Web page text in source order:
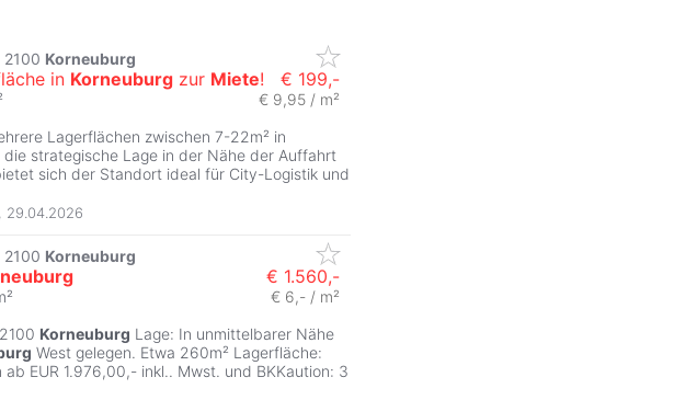
2100 Korneuburg
in Korneuburg zur Miete! € 199,-
€ 9,95 / m²
Lagerflächen zwischen 7-22m² in
die strategische Lage in der Nähe der Auffahrt
sich der Standort ideal für City-Logistik und
29.04.2026
2100 Korneuburg
€ 1.560,-
€ 6,- / m²
Korneuburg Lage: In unmittelbarer Nähe
West gelegen. Etwa 260m² Lagerfläche:
ab EUR 1.976,00,- inkl.. Mwst. und BKKaution: 3